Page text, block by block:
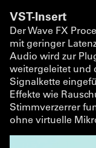
VST-Insert
Der Wave FX
mit geringer
Audio wird zur
weitergeleitet und
Signalkette
Effekte wie
Stimmverzerrer
ohne virtuelle